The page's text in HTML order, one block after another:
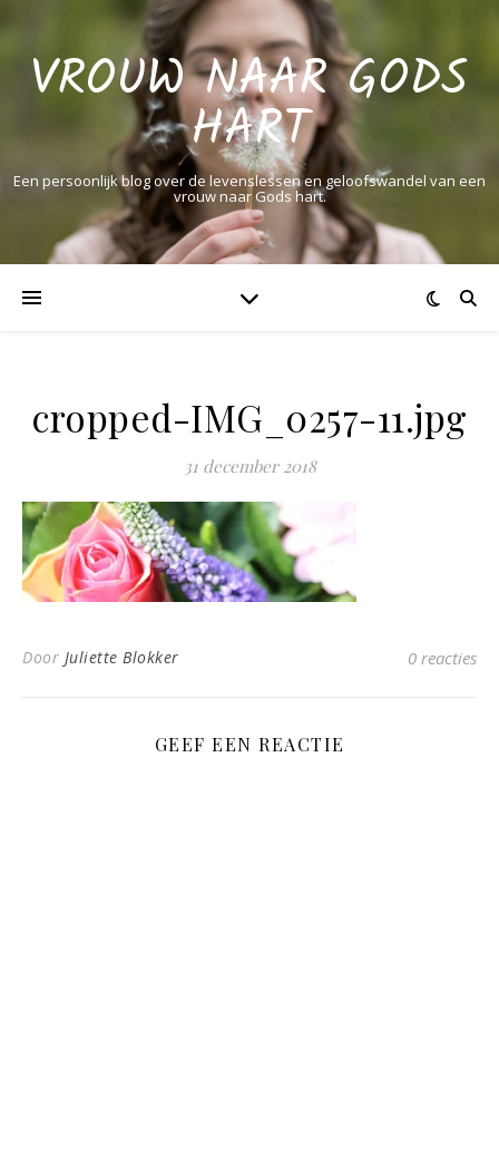
VROUW NAAR GODS
HART
Een persoonlijk blog over de levenslessen en geloofswandel van een
vrouw naar Gods hart.
cropped-IMG_0257-11.jpg
31 december 2018
Door Juliette Blokker 0 reacties
GEEF EEN REACTIE